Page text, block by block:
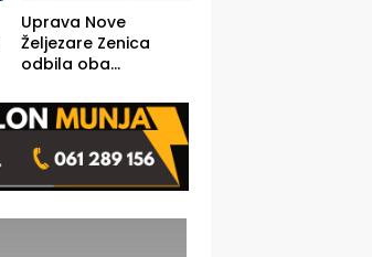
Uprava Nove
Željezare Zenica
odbila oba
FBiH: Ustrajni da je
stečaj jedino rješenje